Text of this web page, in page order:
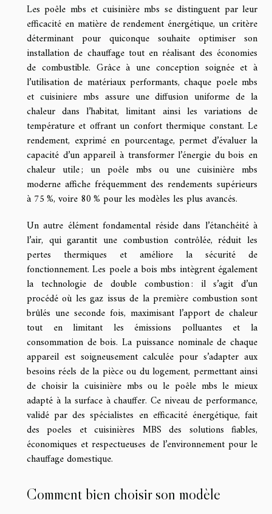
Les poêle mbs et cuisinière mbs se distinguent par leur
efficacité en matière de rendement énergétique, un critère
déterminant pour quiconque souhaite optimiser son
installation de chauffage tout en réalisant des économies
de combustible. Grâce à une conception soignée et à
l’utilisation de matériaux performants, chaque poele mbs
et cuisiniere mbs assure une diffusion uniforme de la
chaleur dans l’habitat, limitant ainsi les variations de
température et offrant un confort thermique constant. Le
rendement, exprimé en pourcentage, permet d’évaluer la
capacité d’un appareil à transformer l’énergie du bois en
chaleur utile ; un poêle mbs ou une cuisinière mbs
moderne affiche fréquemment des rendements supérieurs
à 75 %, voire 80 % pour les modèles les plus avancés.
Un autre élément fondamental réside dans l’étanchéité à
l’air, qui garantit une combustion contrôlée, réduit les
pertes thermiques et améliore la sécurité de
fonctionnement. Les poele a bois mbs intègrent également
la technologie de double combustion : il s’agit d’un
procédé où les gaz issus de la première combustion sont
brûlés une seconde fois, maximisant l’apport de chaleur
tout en limitant les émissions polluantes et la
consommation de bois. La puissance nominale de chaque
appareil est soigneusement calculée pour s’adapter aux
besoins réels de la pièce ou du logement, permettant ainsi
de choisir la cuisinière mbs ou le poêle mbs le mieux
adapté à la surface à chauffer. Ce niveau de performance,
validé par des spécialistes en efficacité énergétique, fait
des poeles et cuisinières MBS des solutions fiables,
économiques et respectueuses de l’environnement pour le
chauffage domestique.
Comment bien choisir son modèle